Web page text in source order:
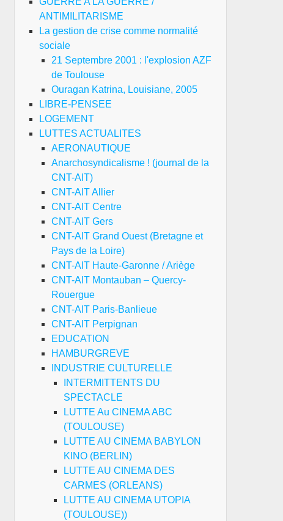
ANTIMILITARISME
La gestion de crise comme normalité
sociale
21 Septembre 2001 : l'explosion AZF
de Toulouse
Ouragan Katrina, Louisiane, 2005
LIBRE-PENSEE
LOGEMENT
LUTTES ACTUALITES
AERONAUTIQUE
Anarchosyndicalisme ! (journal de la
CNT-AIT)
CNT-AIT Allier
CNT-AIT Centre
CNT-AIT Gers
CNT-AIT Grand Ouest (Bretagne et
Pays de la Loire)
CNT-AIT Haute-Garonne / Ariège
CNT-AIT Montauban – Quercy-
Rouergue
CNT-AIT Paris-Banlieue
CNT-AIT Perpignan
EDUCATION
HAMBURGREVE
INDUSTRIE CULTURELLE
INTERMITTENTS DU
SPECTACLE
LUTTE Au CINEMA ABC
(TOULOUSE)
LUTTE AU CINEMA BABYLON
KINO (BERLIN)
LUTTE AU CINEMA DES
CARMES (ORLEANS)
LUTTE AU CINEMA UTOPIA
(TOULOUSE))